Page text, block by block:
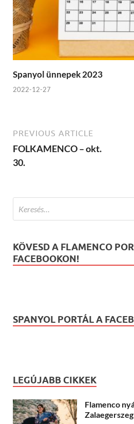
Spanyol ünnepek 2023
2022-12-27
PREVIOUS ARTICLE
FOLKAMENCO – okt.
30.
KÖVESD A FLAMENCO
FACEBOOKON!
SPANYOL PORTÁL A
LEGÚJABB CIKKEK
Flamenco
Zalaegerszeg